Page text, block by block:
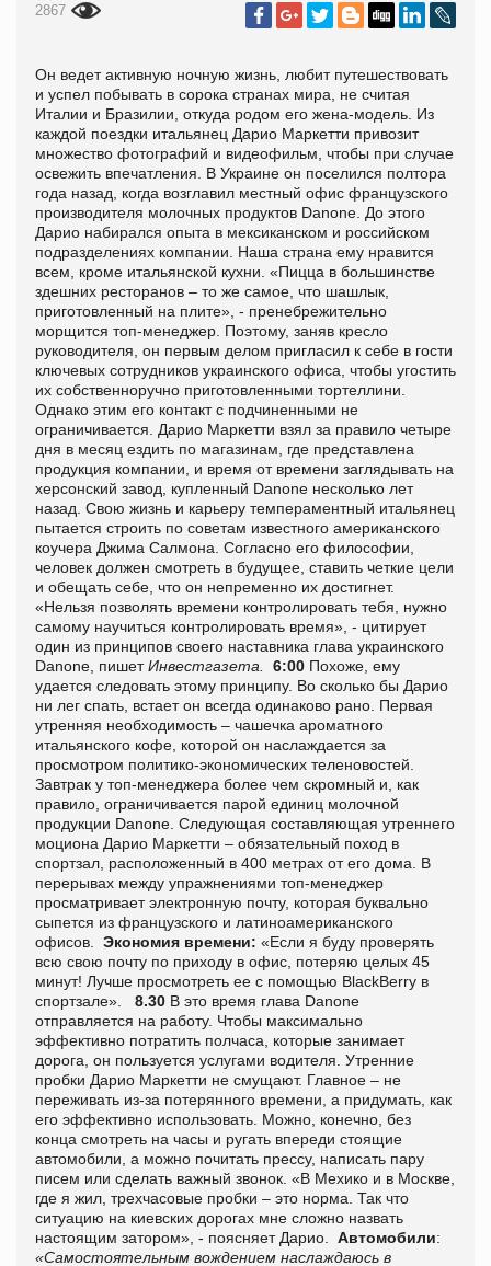
2867
Он ведет активную ночную жизнь, любит путешествовать
и успел побывать в сорока странах мира, не считая
Италии и Бразилии, откуда родом его жена-модель. Из
каждой поездки итальянец Дарио Маркетти привозит
множество фотографий и видеофильм, чтобы при случае
освежить впечатления. В Украине он поселился полтора
года назад, когда возглавил местный офис французского
производителя молочных продуктов Danone. До этого
Дарио набирался опыта в мексиканском и российском
подразделениях компании. Наша страна ему нравится
всем, кроме итальянской кухни. «Пицца в большинстве
здешних ресторанов – то же самое, что шашлык,
приготовленный на плите», - пренебрежительно
морщится топ-менеджер. Поэтому, заняв кресло
руководителя, он первым делом пригласил к себе в гости
ключевых сотрудников украинского офиса, чтобы угостить
их собственноручно приготовленными тортеллини.
Однако этим его контакт с подчиненными не
ограничивается. Дарио Маркетти взял за правило четыре
дня в месяц ездить по магазинам, где представлена
продукция компании, и время от времени заглядывать на
херсонский завод, купленный Danone несколько лет
назад. Свою жизнь и карьеру темпераментный итальянец
пытается строить по советам известного американского
коучера Джима Салмона. Согласно его философии,
человек должен смотреть в будущее, ставить четкие цели
и обещать себе, что он непременно их достигнет.
«Нельзя позволять времени контролировать тебя, нужно
самому научиться контролировать время», - цитирует
один из принципов своего наставника глава украинского
Danone, пишетИнвестгазета 6:00 Похоже, ему
удается следовать этому принципу. Во сколько бы Дарио
ни лег спать, встает он всегда одинаково рано. Первая
утренняя необходимость – чашечка ароматного
итальянского кофе, которой он наслаждается за
просмотром политико-экономических теленовостей.
Завтрак у топ-менеджера более чем скромный и, как
правило, ограничивается парой единиц молочной
продукции Danone. Следующая составляющая утреннего
моциона Дарио Маркетти – обязательный поход в
спортзал, расположенный в 400 метрах от его дома. В
перерывах между упражнениями топ-менеджер
просматривает электронную почту, которая буквально
сыпется из французского и латиноамериканского
офисов. Экономия времени: «Если я буду проверять
всю свою почту по приходу в офис, потеряю целых 45
минут! Лучше просмотреть ее с помощью BlackBerry в
спортзале». 8.30 В это время глава Danone
отправляется на работу. Чтобы максимально
эффективно потратить полчаса, которые занимает
дорога, он пользуется услугами водителя. Утренние
пробки Дарио Маркетти не смущают. Главное – не
переживать из-за потерянного времени, а придумать, как
его эффективно использовать. Можно, конечно, без
конца смотреть на часы и ругать впереди стоящие
автомобили, а можно почитать прессу, написать пару
писем или сделать важный звонок. «В Мехико и в Москве,
где я жил, трехчасовые пробки – это норма. Так что
ситуацию на киевских дорогах мне сложно назвать
настоящим затором», - поясняет Дарио. Автомобили:
«Самостоятельным вождением наслаждаюсь в